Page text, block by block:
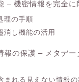
– 機密情報を完全に
理の手順
消し機能の活用
報の保護 – メタデー
まれる見えない情報の